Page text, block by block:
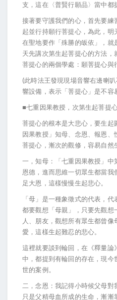
支，這在〈普賢行願品〉當中都
接著要守護我們的心，首先要練
起並行持願行菩提心，為此，
在聖地要作「殊勝的皈依」，就
天先講次第生起菩提心的方法
菩提心的兩個學處：願菩提心與
(此時法王發現現場音響右邊喇
響設備，表示「菩提心」是不容
■七重因果教授，次第生起菩提
菩提心的根本是大悲心，要生起
因果教授」知母、念恩、報恩、
菩提心，漸次的觀修，容易自然
一，知母：「七重因果教授」中
恩德，進而思維一切眾生都當
足大恩，這樣慢慢生起悲心。
「母」是一種象徵式的代表，
都要觀想「母親」，只要先觀想
人、朋友，觀想所有眾生都曾
愛，這樣生起難忍的悲心。
這裡就要談到輪回，在《釋量論
中，都提到有輪回的存在，現
世的案例。
二，念恩：我記得小時候父母
只是父精母血所成的生命，漸漸